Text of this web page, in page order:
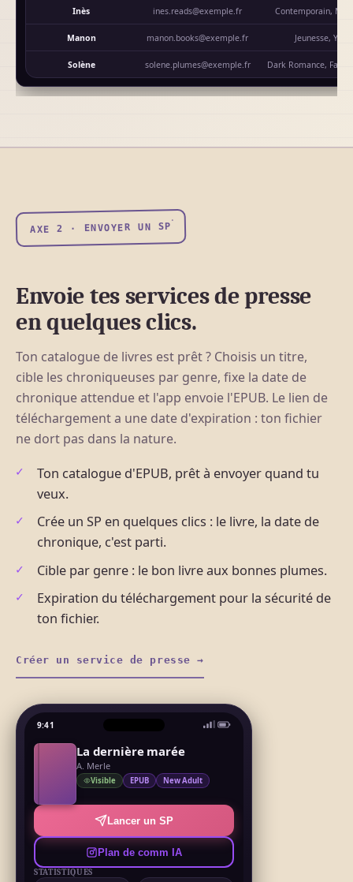
Inès ines.reads@exemple.fr Contemporain, M/
Manon manon.books@exemple.fr Jeunesse,
Solène solene.plumes@exemple.fr
AXE 2 · ENVOYER UN SP
Envoie tes services de presse
en quelques clics.
Ton catalogue de livres est prêt ? Choisis un titre,
cible les chroniqueuses par genre, fixe la date de
chronique attendue et l'app envoie l'EPUB. Le lien de
téléchargement a une date d'expiration : ton fichier
ne dort pas dans la nature.
Ton catalogue d'EPUB, prêt à envoyer quand tu
veux.
Crée un SP en quelques clics : le livre, la date de
chronique, c'est parti.
Cible par genre : le bon livre aux bonnes plumes.
Expiration du téléchargement pour la sécurité de
ton fichier.
Créer un service de presse →
9:41
La dernière marée
A. Merle
Visible EPUB New Adult
Lancer un SP
Plan de comm IA
STATISTIQUES